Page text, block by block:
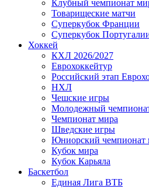
Клубный чемпионат
Товарищеские матчи
Суперкубок Франции
Суперкубок
Хоккей
КХЛ 2026/2027
Еврохоккейтур
Российский этап
НХЛ
Чешские игры
Молодежный
Чемпионат мира
Шведские игры
Юниорский чемпионат
Кубок мира
Кубок Карьяла
Баскетбол
Единая Лига ВТБ